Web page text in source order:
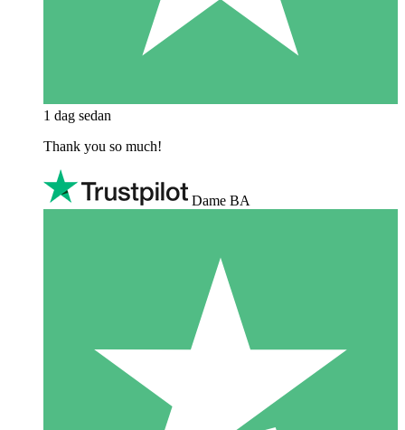
1 dag sedan
Thank you so much!
Dame BA